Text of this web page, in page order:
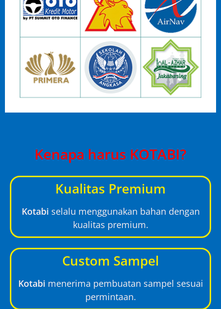
Kenapa harus KOTABI?
Kualitas Premium
Kotabi selalu menggunakan bahan dengan
kualitas premium.
Custom Sampel
Kotabi menerima pembuatan sampel sesuai
permintaan.